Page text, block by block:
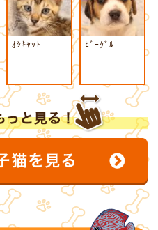
ｵｼｷｬｯﾄ ﾋﾞｰｸﾞﾙ